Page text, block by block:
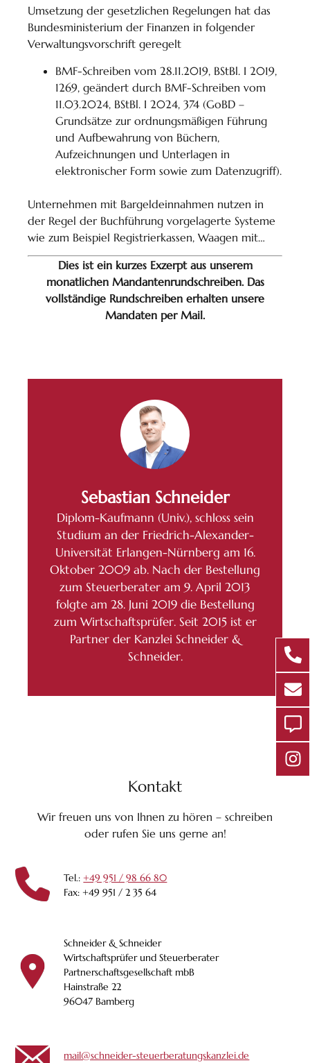
Umsetzung der gesetzlichen Regelungen hat das
Bundesministerium der Finanzen in folgender
Verwaltungsvorschrift geregelt
BMF-Schreiben vom 28.11.2019, BStBl. I 2019,
1269, geändert durch BMF-Schreiben vom
11.03.2024, BStBl. I 2024, 374 (GoBD –
Grundsätze zur ordnungsmäßigen Führung
und Aufbewahrung von Büchern,
Aufzeichnungen und Unterlagen in
elektronischer Form sowie zum Datenzugriff).
Unternehmen mit Bargeldeinnahmen nutzen in
der Regel der Buchführung vorgelagerte Systeme
wie zum Beispiel Registrierkassen, Waagen mit…
Dies ist ein kurzes Exzerpt aus unserem
monatlichen Mandantenrundschreiben. Das
vollständige Rundschreiben erhalten unsere
Mandaten per Mail.
Sebastian Schneider
Diplom-Kaufmann (Univ.), schloss sein
Studium an der Friedrich-Alexander-
Universität Erlangen-Nürnberg am 16.
Oktober 2009 ab. Nach der Bestellung
zum Steuerberater am 9. April 2013
folgte am 28. Juni 2019 die Bestellung
zum Wirtschaftsprüfer. Seit 2015 ist er
Partner der Kanzlei Schneider &
Schneider.
Kontakt
Wir freuen uns von Ihnen zu hören – schreiben
oder rufen Sie uns gerne an!
Tel.: +49 951 / 98 66 80
Fax: +49 951 / 2 35 64
Schneider & Schneider
Wirtschaftsprüfer und Steuerberater
Partnerschaftsgesellschaft mbB
Hainstraße 22
96047 Bamberg
mail@schneider-steuerberatungskanzlei.de